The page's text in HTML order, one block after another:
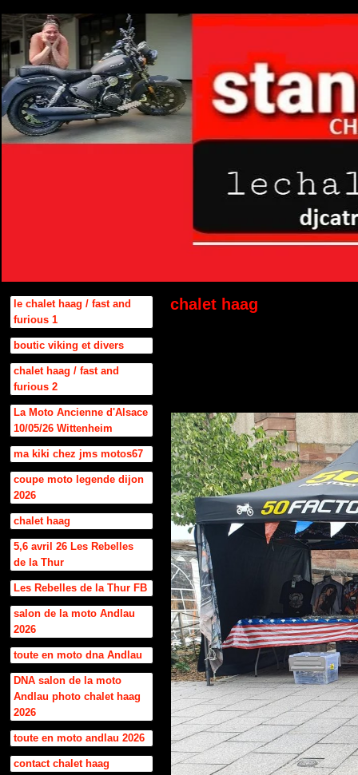
le chalet haag / fast and
furious 1
boutic viking et divers
chalet haag / fast and
furious 2
La Moto Ancienne d'Alsace
10/05/26 Wittenheim
ma kiki chez jms motos67
coupe moto legende dijon
2026
chalet haag
5,6 avril 26 Les Rebelles
de la Thur
Les Rebelles de la Thur FB
salon de la moto Andlau
2026
toute en moto dna Andlau
DNA salon de la moto
Andlau photo chalet haag
2026
toute en moto andlau 2026
contact chalet haag
chalet haag